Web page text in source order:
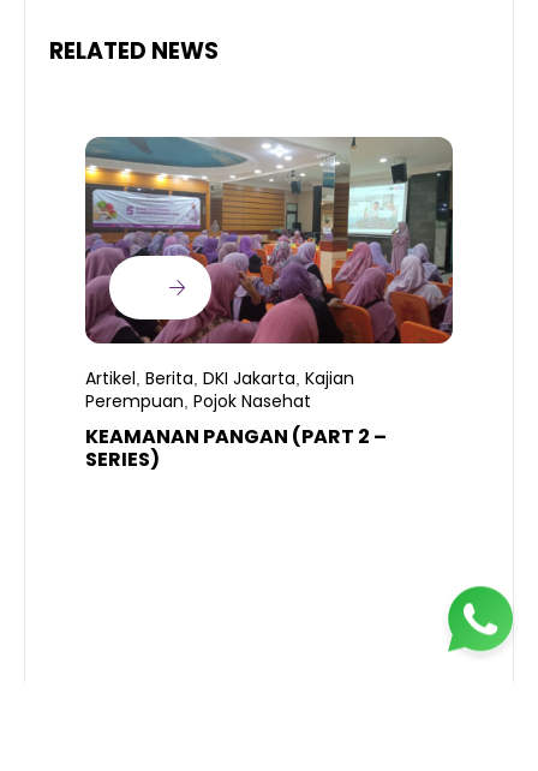
RELATED NEWS
Artikel, Berita, DKI Jakarta, Kajian
Perempuan, Pojok Nasehat
KEAMANAN PANGAN (PART 2 –
SERIES)